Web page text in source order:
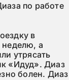
по работе
в
неделю, а
утрясать
«Идуд». Диаз
болен. Диаз